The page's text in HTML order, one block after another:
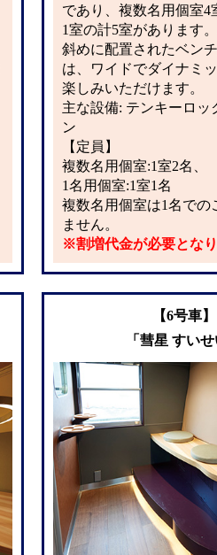
であり、複数名用個室4
1室の計5室があります
斜めに配置されたベン
は、ワイドでダイナミ
楽しみいただけます。
主な設備: テンキーロッ
ン
【定員】
複数名用個室:1室2名、
1名用個室:1室1名
複数名用個室は1名での
ません。
※割増代金が必要となり
【6号車】
「彗星 すいせ